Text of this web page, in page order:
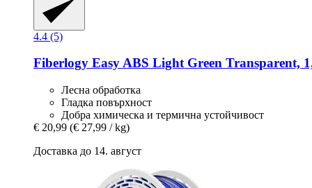
4.4 (5)
Fiberlogy Easy ABS Light Green Transparent,
Лесна обработка
Гладка повърхност
Добра химическа и термична устойчивост
€ 20,99 (€ 27,99 / kg)
Доставка до 14. август